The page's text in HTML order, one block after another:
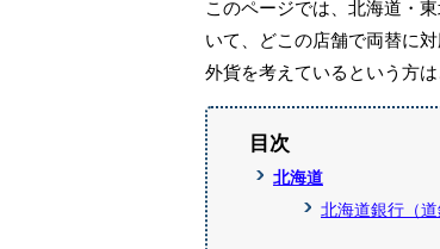
このページでは、北海道・
いて、どこの店舗で両替に
外貨を考えているという方
北海道
北海道銀行（道